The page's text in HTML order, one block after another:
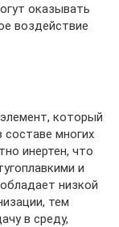
оказывать
воздействие
который
многих
инертен, что
и
низкой
тем
в среду,